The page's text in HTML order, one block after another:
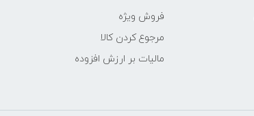
فروش ویژه
مرجوع کردن کالا
مالیات بر ارزش افزوده